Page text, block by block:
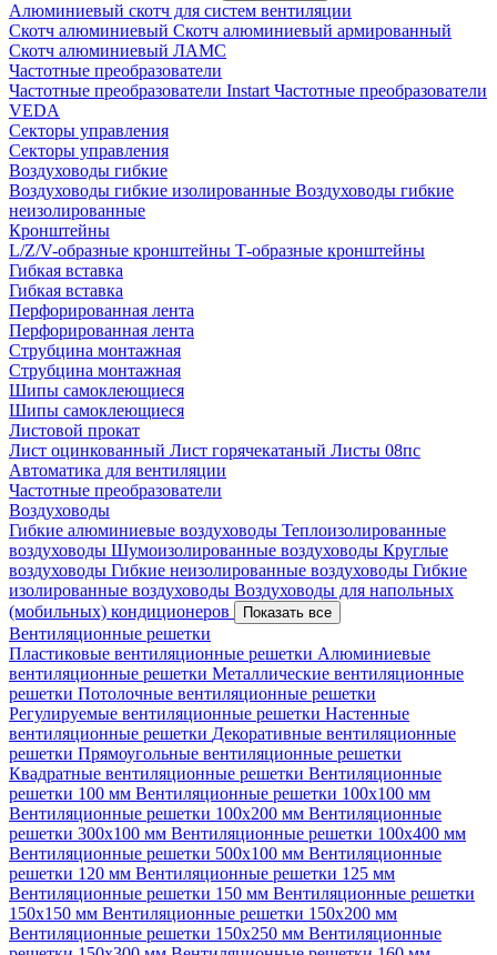
Алюминиевый скотч для систем вентиляции
Скотч алюминиевый Скотч алюминиевый армированный
Скотч алюминиевый ЛАМС
Частотные преобразователи
Частотные преобразователи Instart Частотные преобразователи
VEDA
Секторы управления
Секторы управления
Воздуховоды гибкие
Воздуховоды гибкие изолированные Воздуховоды гибкие
неизолированные
Кронштейны
L/Z/V-образные кронштейны Т-образные кронштейны
Гибкая вставка
Гибкая вставка
Перфорированная лента
Перфорированная лента
Струбцина монтажная
Струбцина монтажная
Шипы самоклеющиеся
Шипы самоклеющиеся
Листовой прокат
Лист оцинкованный Лист горячекатаный Листы 08пс
Автоматика для вентиляции
Частотные преобразователи
Воздуховоды
Гибкие алюминиевые воздуховоды Теплоизолированные
воздуховоды Шумоизолированные воздуховоды Круглые
воздуховоды Гибкие неизолированные воздуховоды Гибкие
изолированные воздуховоды Воздуховоды для напольных
(мобильных) кондиционеров
Показать все
Вентиляционные решетки
Пластиковые вентиляционные решетки Алюминиевые
вентиляционные решетки Металлические вентиляционные
решетки Потолочные вентиляционные решетки
Регулируемые вентиляционные решетки Настенные
вентиляционные решетки Декоративные вентиляционные
решетки Прямоугольные вентиляционные решетки
Квадратные вентиляционные решетки Вентиляционные
решетки 100 мм Вентиляционные решетки 100х100 мм
Вентиляционные решетки 100х200 мм Вентиляционные
решетки 300х100 мм Вентиляционные решетки 100х400 мм
Вентиляционные решетки 500х100 мм Вентиляционные
решетки 120 мм Вентиляционные решетки 125 мм
Вентиляционные решетки 150 мм Вентиляционные решетки
150х150 мм Вентиляционные решетки 150х200 мм
Вентиляционные решетки 150х250 мм Вентиляционные